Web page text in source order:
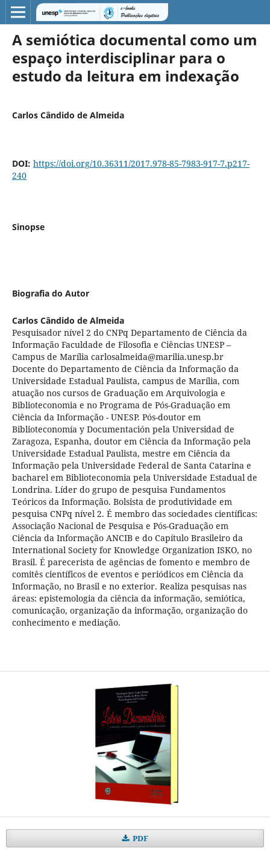
A semiótica documental como um
espaço interdisciplinar para o
estudo da leitura em indexação
Carlos Cândido de Almeida
DOI: https://doi.org/10.36311/2017.978-85-7983-917-7.p217-
240
Sinopse
Biografia do Autor
Carlos Cândido de Almeida
Pesquisador nível 2 do CNPq Departamento de Ciência da
Informação Faculdade de Filosofia e Ciências UNESP –
Campus de Marília carlosalmeida@marilia.unesp.br
Docente do Departamento de Ciência da Informação da
Universidade Estadual Paulista, campus de Marília, com
atuação nos cursos de Graduação em Arquivologia e
Biblioteconomia e no Programa de Pós-Graduação em
Ciência da Informação - UNESP. Pós-doutor em
Biblioteconomía y Documentación pela Universidad de
Zaragoza, Espanha, doutor em Ciência da Informação pela
Universidade Estadual Paulista, mestre em Ciência da
Informação pela Universidade Federal de Santa Catarina e
bacharel em Biblioteconomia pela Universidade Estadual de
Londrina. Líder do grupo de pesquisa Fundamentos
Teóricos da Informação. Bolsista de produtividade em
pesquisa CNPq nível 2. É membro das sociedades científicas:
Associação Nacional de Pesquisa e Pós-Graduação em
Ciência da Informação ANCIB e do Capítulo Brasileiro da
International Society for Knowledge Organization ISKO, no
Brasil. É parecerista de agências de fomento e membro de
comitês científicos de eventos e periódicos em Ciência da
Informação, no Brasil e no exterior. Realiza pesquisas nas
áreas: epistemologia da ciência da informação, semiótica,
comunicação, organização da informação, organização do
conhecimento e mediação.
PDF